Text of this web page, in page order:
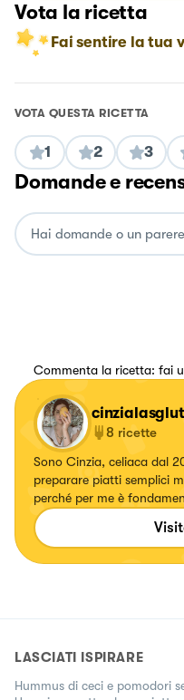
Vota la ricetta
Fai sentire la tua
VOTA QUESTA RICETTA
1 2 3
Domande e
Commenta la ricetta: fai
8 ricette
Sono Cinzia, celiaca dal
preparare piatti semplici
perché per me è
LASCIATI ISPIRARE
Hummus di ceci e pomodori